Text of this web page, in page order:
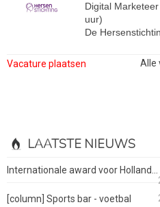
Digital
uur)
De
Vacature plaatsen Alle
LAATSTE NIEUWS
Internationale award voor Holland...
[column] Sports bar - voetbal